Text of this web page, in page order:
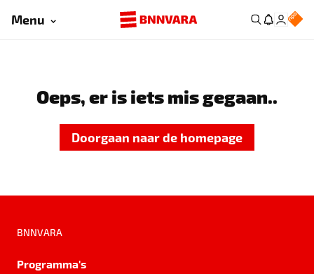
Menu
Oeps, er is iets mis gegaan..
Doorgaan naar de homepage
BNNVARA
Programma's